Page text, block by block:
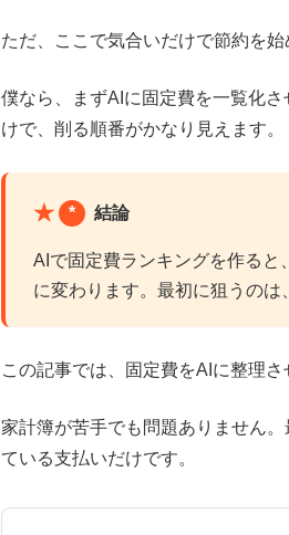
ただ、ここで気合いだけで節約を
僕なら、まずAIに固定費を一覧化
けで、削る順番がかなり見えます。
* 結論
AIで固定費ランキングを作ると
に変わります。最初に狙うのは
この記事では、固定費をAIに整理
家計簿が苦手でも問題ありません
ている支払いだけです。